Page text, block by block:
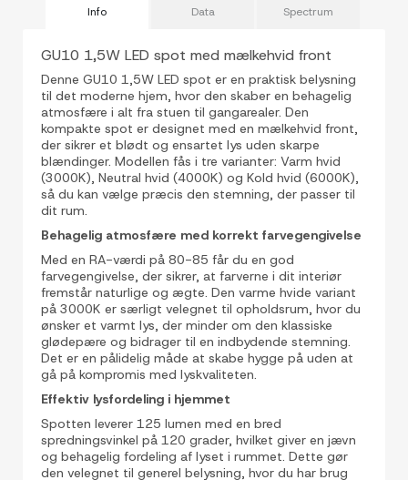
Info Data Spectrum
GU10 1,5W LED spot med mælkehvid front
Denne GU10 1,5W LED spot er en praktisk belysning
til det moderne hjem, hvor den skaber en behagelig
atmosfære i alt fra stuen til gangarealer. Den
kompakte spot er designet med en mælkehvid front,
der sikrer et blødt og ensartet lys uden skarpe
blændinger. Modellen fås i tre varianter: Varm hvid
(3000K), Neutral hvid (4000K) og Kold hvid (6000K),
så du kan vælge præcis den stemning, der passer til
dit rum.
Behagelig atmosfære med korrekt farvegengivelse
Med en RA-værdi på 80-85 får du en god
farvegengivelse, der sikrer, at farverne i dit interiør
fremstår naturlige og ægte. Den varme hvide variant
på 3000K er særligt velegnet til opholdsrum, hvor du
ønsker et varmt lys, der minder om den klassiske
glødepære og bidrager til en indbydende stemning.
Det er en pålidelig måde at skabe hygge på uden at
gå på kompromis med lyskvaliteten.
Effektiv lysfordeling i hjemmet
Spotten leverer 125 lumen med en bred
spredningsvinkel på 120 grader, hvilket giver en jævn
og behagelig fordeling af lyset i rummet. Dette gør
den velegnet til generel belysning, hvor du har brug